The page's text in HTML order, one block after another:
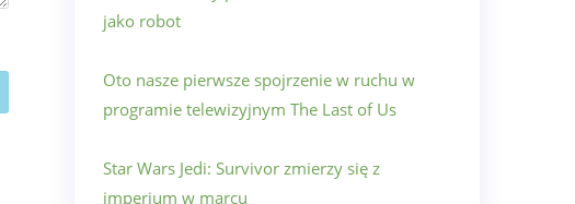
jako robot
Oto nasze pierwsze spojrzenie w ruchu w
programie telewizyjnym The Last of Us
Star Wars Jedi: Survivor zmierzy się z
imperium w marcu